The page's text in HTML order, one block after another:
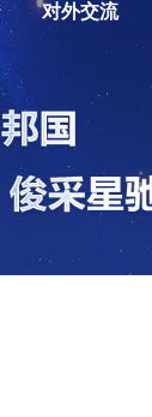
对外交流